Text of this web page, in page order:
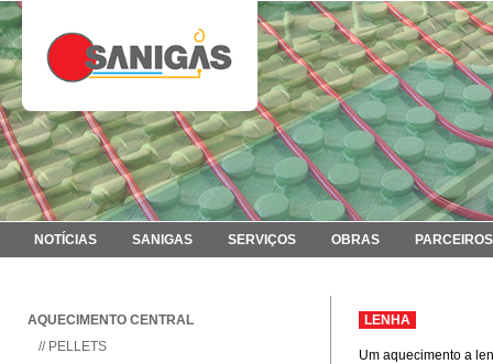
NOTÍCIAS SANIGAS SERVIÇOS OBRAS PARCEIROS
AQUECIMENTO CENTRAL
// PELLETS
LENHA
Um aquecimento a